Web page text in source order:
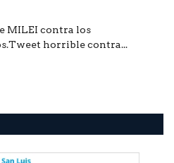
MILEI contra los
horrible contra...